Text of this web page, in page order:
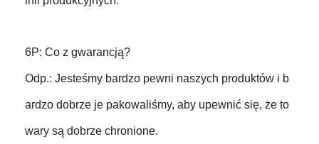
6P: Co z gwarancją?
Odp.: Jesteśmy bardzo pewni naszych produktów i b
ardzo dobrze je pakowaliśmy, aby upewnić się, że to
wary są dobrze chronione.